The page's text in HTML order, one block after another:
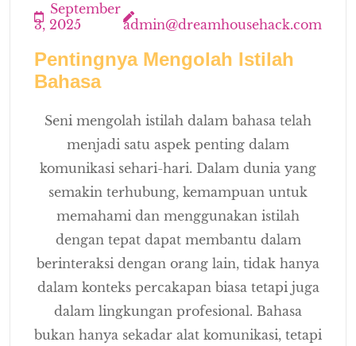
September
3, 2025
admin@dreamhousehack.com
Pentingnya Mengolah Istilah
Bahasa
Seni mengolah istilah dalam bahasa telah
menjadi satu aspek penting dalam
komunikasi sehari-hari. Dalam dunia yang
semakin terhubung, kemampuan untuk
memahami dan menggunakan istilah
dengan tepat dapat membantu dalam
berinteraksi dengan orang lain, tidak hanya
dalam konteks percakapan biasa tetapi juga
dalam lingkungan profesional. Bahasa
bukan hanya sekadar alat komunikasi, tetapi